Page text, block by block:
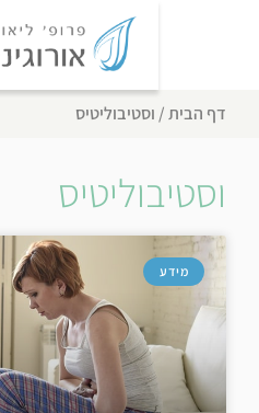
הבית/ וסטיבוליטיס
מידע